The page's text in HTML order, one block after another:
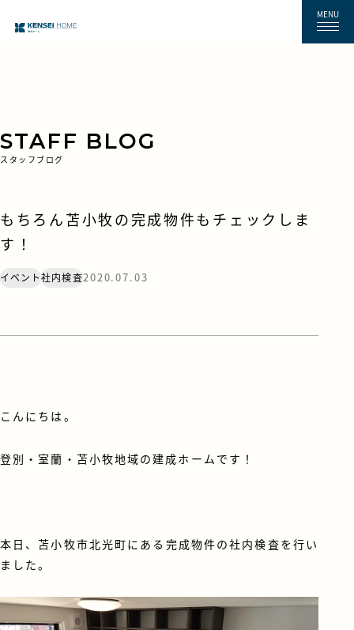
MENU
STAFF BLOG
スタッフブログ
もちろん苫小牧の完成物件もチェックしま
す！
イベント社内検査2020.07.03
こんにちは。
登別・室蘭・苫小牧地域の建成ホームです！
本日、苫小牧市北光町にある完成物件の社内検査を行い
ました。